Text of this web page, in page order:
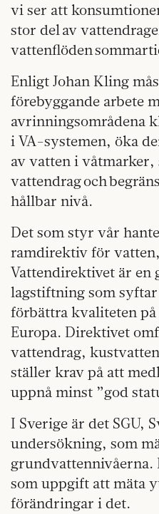
vi ser att
stor del av
vattenflöden
Enligt Johan Kling
förebyggande arbete
avrinningsområdena
i VA-systemen, öka
av vatten i våtmarker,
vattendrag och
hållbar nivå.
Det som styr vår
ramdirektiv för
Vattendirektivet är en
lagstiftning som
förbättra kvaliteten
Europa. Direktivet
vattendrag,
ställer krav på att
uppnå minst ”god
I Sverige är det SGU,
undersökning, som
grundvattennivåerna.
som uppgift att mäta
förändringar i det.